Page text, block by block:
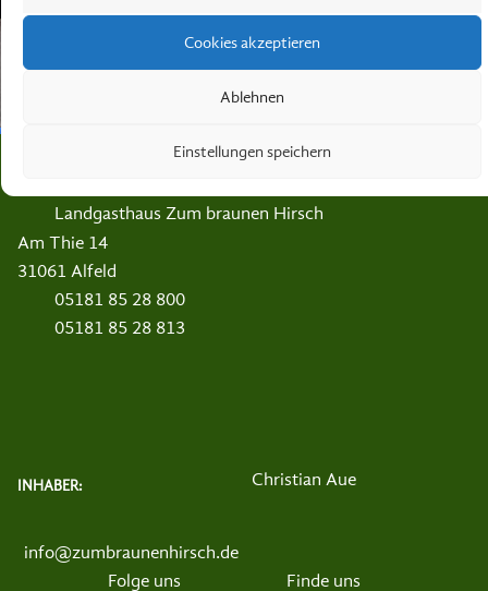
Cookies akzeptieren
Ablehnen
Einstellungen speichern
Landgasthaus Zum braunen Hirsch
Am Thie 14
31061 Alfeld
05181 85 28 800
05181 85 28 813
INHABER: Christian Aue
info@zumbraunenhirsch.de
Folge uns
Finde uns